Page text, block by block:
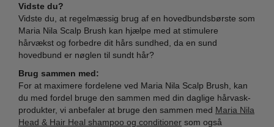
Vidste du?
Vidste du, at regelmæssig brug af en hovedbundsbørste som
Maria Nila Scalp Brush kan hjælpe med at stimulere
hårvækst og forbedre dit hårs sundhed, da en sund
hovedbund er nøglen til sundt hår?
Brug sammen med:
For at maximere fordelene ved Maria Nila Scalp Brush, kan
du med fordel bruge den sammen med din daglige hårvask-
produkter, vi anbefaler at bruge den sammen med Maria Nila
Head & Hair Heal shampoo og conditioner som også